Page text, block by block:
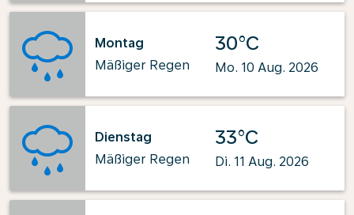
Montag
Mäßiger Regen
30°C
Mo. 10 Aug. 2026
Dienstag
Mäßiger Regen
33°C
Di. 11 Aug. 2026